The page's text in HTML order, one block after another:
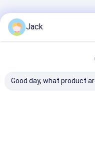
추천된 제품
Jack
Good day, what product